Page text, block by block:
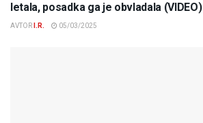
letala, posadka ga je obvladala (VIDEO)
AVTOR I.R. 05/03/2025